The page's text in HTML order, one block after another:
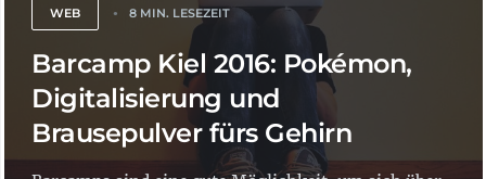
WEB 8 MIN. LESEZEIT
Barcamp Kiel 2016: Pokémon,
Digitalisierung und
Brausepulver fürs Gehirn